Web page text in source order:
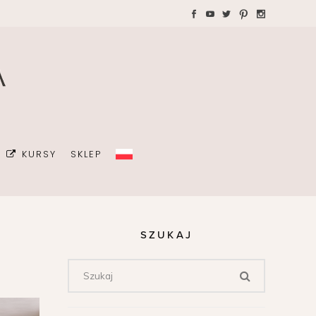
KURSY SKLEP
SZUKAJ